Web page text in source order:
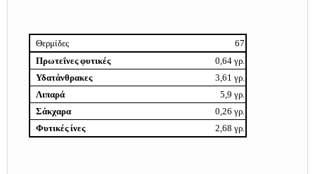
Θερμίδες
67
Πρωτεΐνες φυτικές
0,64 γρ.
Υδατάνθρακες
3,61 γρ.
Λιπαρά
5,9 γρ.
Σάκχαρα
0,26 γρ.
Φυτικές ίνες
2,68 γρ.